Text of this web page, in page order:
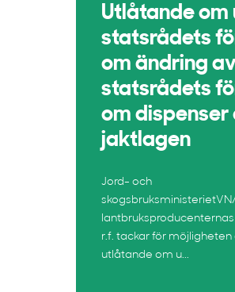
Utlåtande
statsrådets
om ändring av
statsrådets
om dispenser
jaktlagen
Jord- och
r.f. tackar för
utlåtande om u...